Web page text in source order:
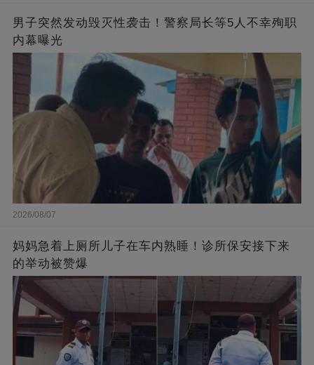
男子突然发动毁灭性袭击！警察局长等5人不幸殉职
内幕曝光
2026/08/07
妈妈急着上厕所儿子在车内熟睡！诊所保安接下来
的举动被赞爆